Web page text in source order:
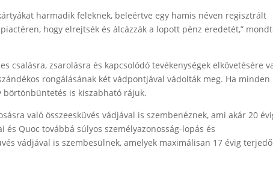
harmadik feleknek, beleértve egy hamis néven regisztrált
hogy elrejtsék és álcázzák a lopott pénz eredetét,”
csalásra, zsarolásra és kapcsolódó tevékenységek elkövetésére
rongálásának két vádpontjával vádolták meg. Ha minden
börtönbüntetés is kiszabható rájuk.
való összeesküvés vádjával is szembenéznek, ami akár 20
Quoc továbbá súlyos személyazonosság-lopás és
vádjával is szembesülnek, amelyek maximálisan 17 évig terjedő